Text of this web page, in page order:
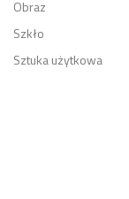
Obraz
Szkło
Sztuka użytkowa